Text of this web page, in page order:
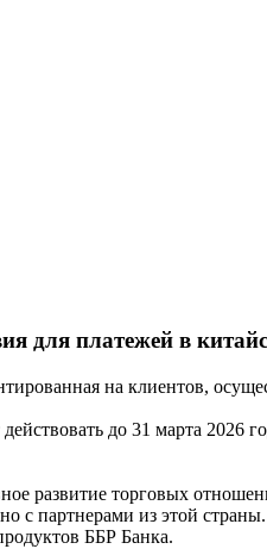
для платежей в
на клиентов,
до 31 марта
развитие торговых
с партнерами из этой
ББР Банка.